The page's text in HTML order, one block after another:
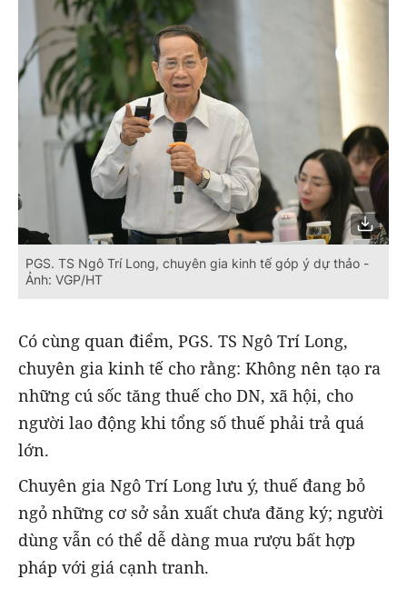
PGS. TS Ngô Trí Long, chuyên gia kinh tế góp ý dự thảo -
Ảnh: VGP/HT
Có cùng quan điểm, PGS. TS Ngô Trí Long,
chuyên gia kinh tế cho rằng: Không nên tạo ra
những cú sốc tăng thuế cho DN, xã hội, cho
người lao động khi tổng số thuế phải trả quá
lớn.
Chuyên gia Ngô Trí Long lưu ý, thuế đang bỏ
ngỏ những cơ sở sản xuất chưa đăng ký; người
dùng vẫn có thể dễ dàng mua rượu bất hợp
pháp với giá cạnh tranh.